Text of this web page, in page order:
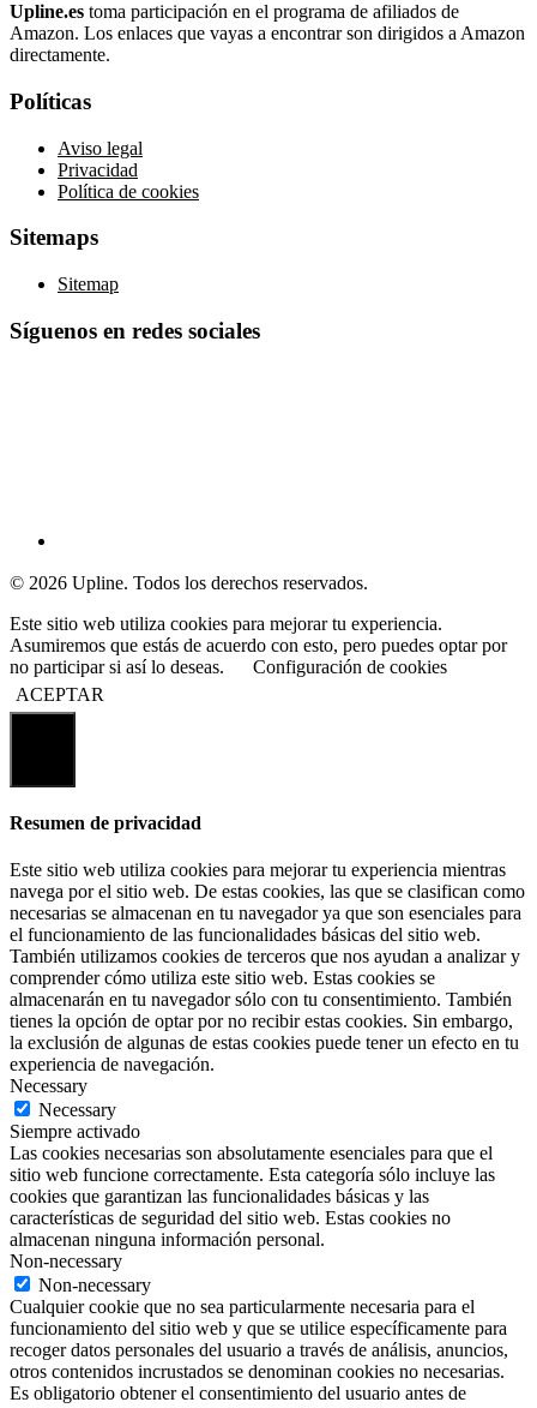
Upline.es toma participación en el programa de afiliados de
Amazon. Los enlaces que vayas a encontrar son dirigidos a Amazon
directamente.
Políticas
Aviso legal
Privacidad
Política de cookies
Sitemaps
Sitemap
Síguenos en redes sociales
© 2026 Upline. Todos los derechos reservados.
Este sitio web utiliza cookies para mejorar tu experiencia.
Asumiremos que estás de acuerdo con esto, pero puedes optar por
no participar si así lo deseas.
Configuración de cookies
ACEPTAR
Resumen de privacidad
Este sitio web utiliza cookies para mejorar tu experiencia mientras
navega por el sitio web. De estas cookies, las que se clasifican como
necesarias se almacenan en tu navegador ya que son esenciales para
el funcionamiento de las funcionalidades básicas del sitio web.
También utilizamos cookies de terceros que nos ayudan a analizar y
comprender cómo utiliza este sitio web. Estas cookies se
almacenarán en tu navegador sólo con tu consentimiento. También
tienes la opción de optar por no recibir estas cookies. Sin embargo,
la exclusión de algunas de estas cookies puede tener un efecto en tu
experiencia de navegación.
Necessary
Necessary
Siempre activado
Las cookies necesarias son absolutamente esenciales para que el
sitio web funcione correctamente. Esta categoría sólo incluye las
cookies que garantizan las funcionalidades básicas y las
características de seguridad del sitio web. Estas cookies no
almacenan ninguna información personal.
Non-necessary
Non-necessary
Cualquier cookie que no sea particularmente necesaria para el
funcionamiento del sitio web y que se utilice específicamente para
recoger datos personales del usuario a través de análisis, anuncios,
otros contenidos incrustados se denominan cookies no necesarias.
Es obligatorio obtener el consentimiento del usuario antes de